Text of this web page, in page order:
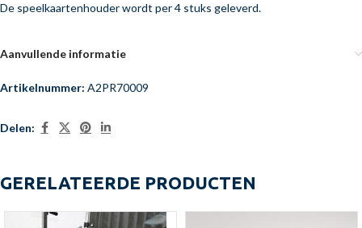
De speelkaartenhouder wordt per 4 stuks geleverd.
Aanvullende informatie
Artikelnummer: A2PR70009
Delen:
GERELATEERDE PRODUCTEN